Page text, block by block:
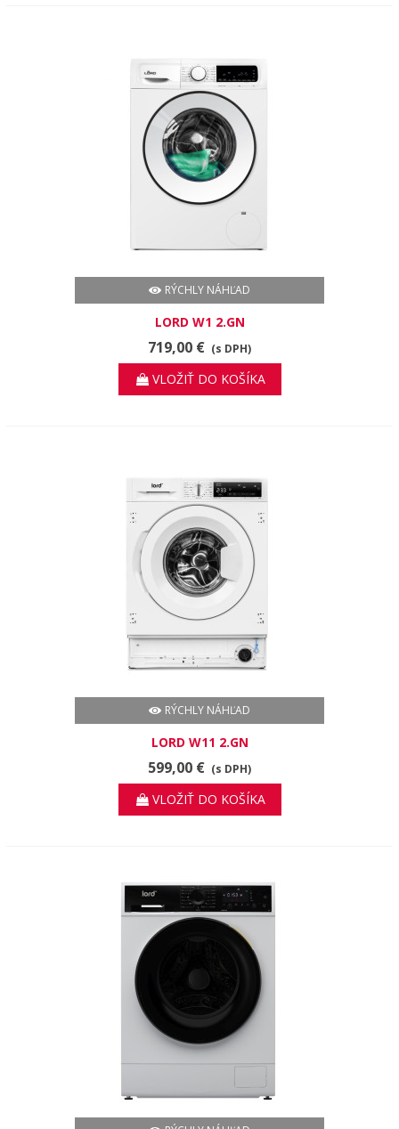
RÝCHLY NÁHĽAD
LORD W1 2.GN
719,00 € (s DPH)
VLOŽIŤ DO KOŠÍKA
RÝCHLY NÁHĽAD
LORD W11 2.GN
599,00 € (s DPH)
VLOŽIŤ DO KOŠÍKA